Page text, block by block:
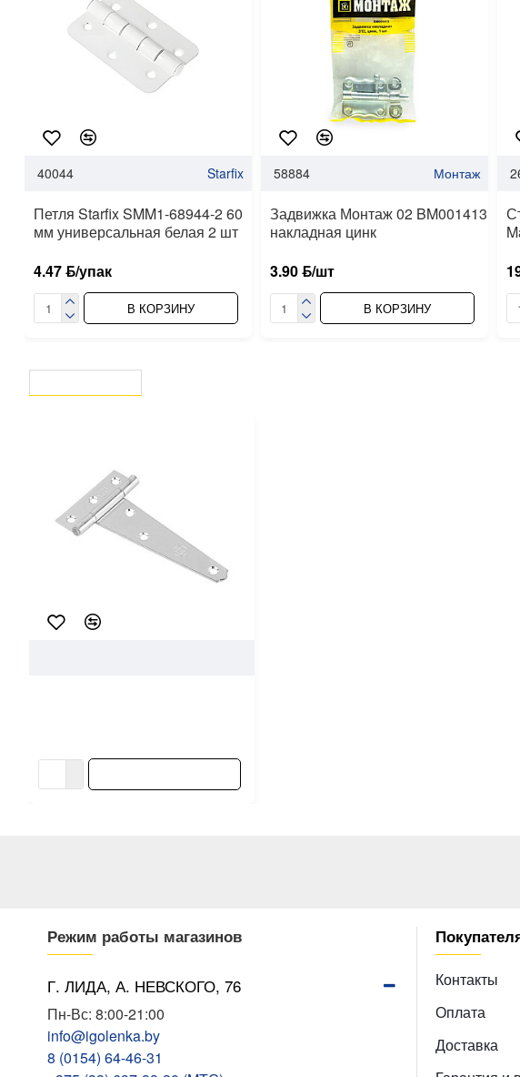
40044 Starfix
Петля Starfix SMM1-68944-2 60
мм универсальная белая 2 шт
4.47 ƃ/упак
В КОРЗИНУ
58884 Монтаж
Задвижка Монтаж 02 BM001413
накладная цинк
3.90 ƃ/шт
В КОРЗИНУ
Режим работы магазинов
Г. ЛИДА, А. НЕВСКОГО, 76
Пн-Вс: 8:00-21:00
info@igolenka.by
8 (0154) 64-46-31
Контакты
Оплата
Доставка